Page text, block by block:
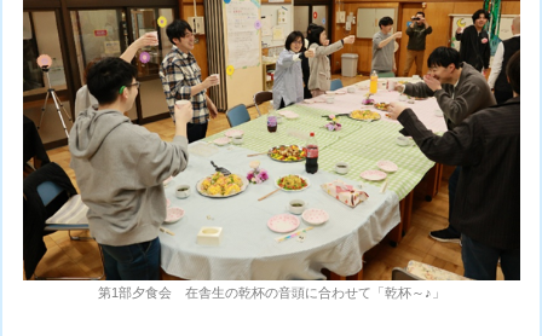
第1部夕食会 在舎生の乾杯の音頭に合わせて「乾杯～♪」